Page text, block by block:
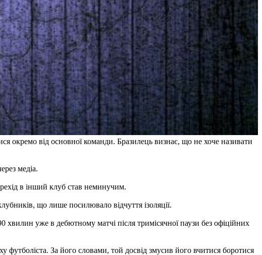
окремо від основної команди. Бразилець визнає, що не хоче називати
медіа.​
в інший клуб став неминучим.
що лише посилювало відчуття ізоляції.
хвилин уже в дебютному матчі після тримісячної паузи без офіційних
футболіста. За його словами, той досвід змусив його вчитися боротися